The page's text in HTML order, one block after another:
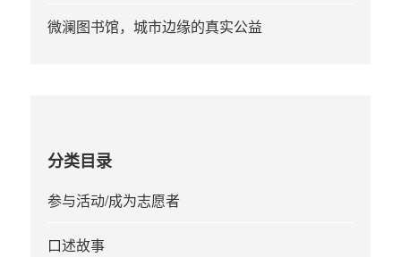
微澜图书馆，城市边缘的真实公益
分类目录
参与活动/成为志愿者
口述故事